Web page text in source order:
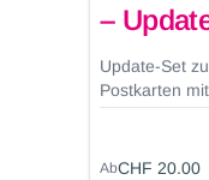
–
Update-Set
Postkarten
beruflichen
Berufsattest
AbCHF 20.00